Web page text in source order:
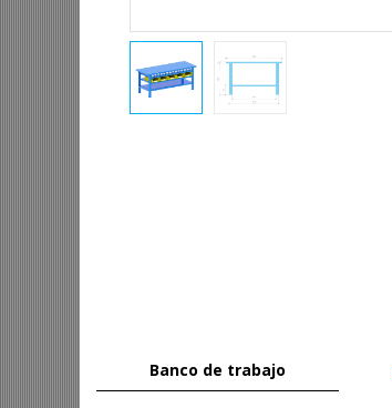
Banco de trabajo